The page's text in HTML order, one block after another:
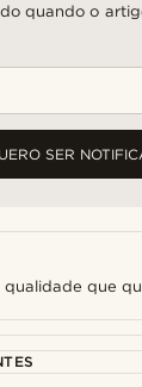
quando o
SER
que